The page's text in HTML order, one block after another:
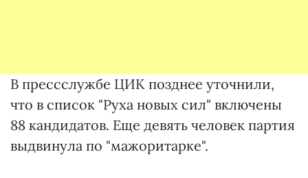
В прессслужбе ЦИК позднее уточнили,
что в список "Руха новых сил" включены
88 кандидатов. Еще девять человек партия
выдвинула по "мажоритарке".